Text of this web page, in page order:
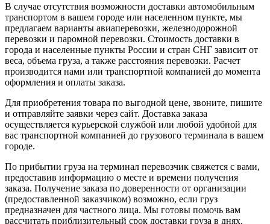
В случае отсутствия возможности доставки автомобильным
транспортом в вашем городе или населенном пункте, мы
предлагаем варианты авиаперевозки, железнодорожной
перевозки и паромной перевозки. Стоимость доставки в
города и населенные пункты России и стран СНГ зависит от
веса, объема груза, а также расстояния перевозки. Расчет
производится нами или транспортной компанией до момента
оформления и оплаты заказа.
Для приобретения товара по выгодной цене, звоните, пишите
и отправляйте заявки через сайт. Доставка заказа
осуществляется курьерской службой или любой удобной для
вас транспортной компанией до грузового терминала в вашем
городе.
По прибытии груза на терминал перевозчик свяжется с вами,
предоставив информацию о месте и времени получения
заказа. Получение заказа по доверенности от организации
(предоставленной заказчиком) возможно, если груз
предназначен для частного лица. Мы готовы помочь вам
рассчитать приблизительный срок доставки груза в днях.